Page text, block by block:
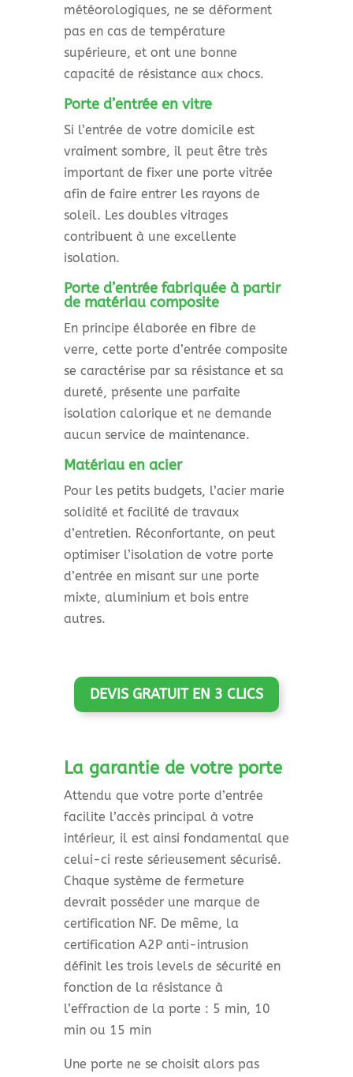
météorologiques, ne se déforment
pas en cas de température
supérieure, et ont une bonne
capacité de résistance aux chocs.
Porte d’entrée en vitre
Si l’entrée de votre domicile est
vraiment sombre, il peut être très
important de fixer une porte vitrée
afin de faire entrer les rayons de
soleil. Les doubles vitrages
contribuent à une excellente
isolation.
Porte d’entrée fabriquée à partir
de matériau composite
En principe élaborée en fibre de
verre, cette porte d’entrée composite
se caractérise par sa résistance et sa
dureté, présente une parfaite
isolation calorique et ne demande
aucun service de maintenance.
Matériau en acier
Pour les petits budgets, l’acier marie
solidité et facilité de travaux
d’entretien. Réconfortante, on peut
optimiser l’isolation de votre porte
d’entrée en misant sur une porte
mixte, aluminium et bois entre
autres.
DEVIS GRATUIT EN 3 CLICS
La garantie de votre porte
Attendu que votre porte d’entrée
facilite l’accès principal à votre
intérieur, il est ainsi fondamental que
celui-ci reste sérieusement sécurisé.
Chaque système de fermeture
devrait posséder une marque de
certification NF. De même, la
certification A2P anti-intrusion
définit les trois levels de sécurité en
fonction de la résistance à
l’effraction de la porte : 5 min, 10
min ou 15 min
Une porte ne se choisit alors pas